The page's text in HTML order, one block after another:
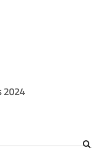
2024